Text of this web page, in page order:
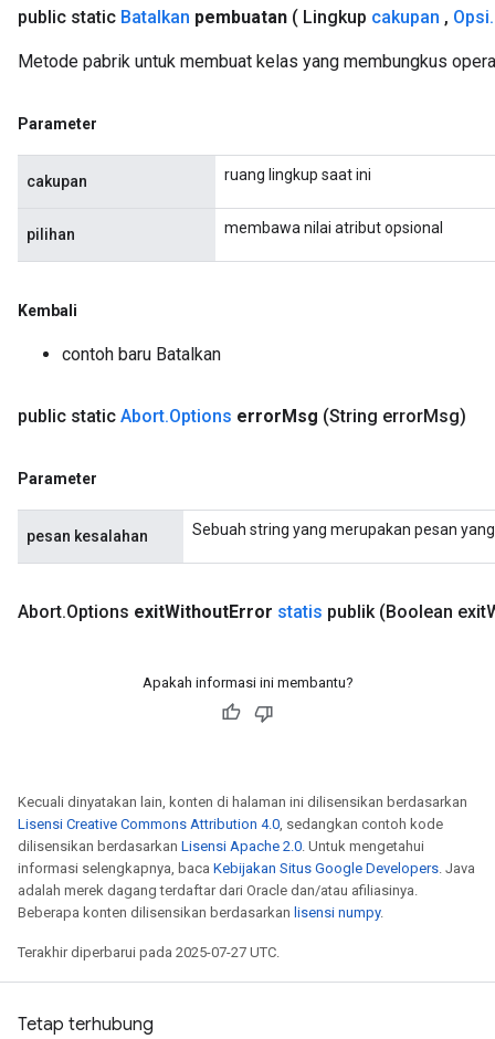
public static Batalkan pembuatan ( Lingkup cakupan , Opsi.
Metode pabrik untuk membuat kelas yang membungkus
Parameter
cakupan ruang lingkup saat ini
pilihan membawa nilai atribut opsional
Kembali
contoh baru Batalkan
public static Abort.Options errorMsg (String errorMsg)
Parameter
pesan kesalahan Sebuah string yang merupakan pesan
Abort.Options exitWithoutError statis publik (Boolean exit
Apakah informasi ini membantu?
Kecuali dinyatakan lain, konten di halaman ini dilisensikan berdasarkan
Lisensi Creative Commons Attribution 4.0, sedangkan contoh kode
dilisensikan berdasarkan Lisensi Apache 2.0. Untuk mengetahui
informasi selengkapnya, baca Kebijakan Situs Google Developers. Java
adalah merek dagang terdaftar dari Oracle dan/atau afiliasinya.
Beberapa konten dilisensikan berdasarkan lisensi numpy.
Terakhir diperbarui pada 2025-07-27 UTC.
Tetap terhubung